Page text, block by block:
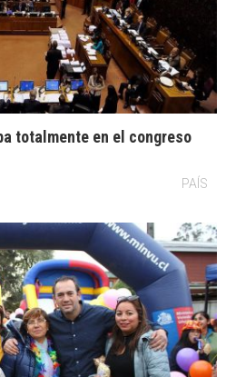
totalmente en el congreso
PAÍS